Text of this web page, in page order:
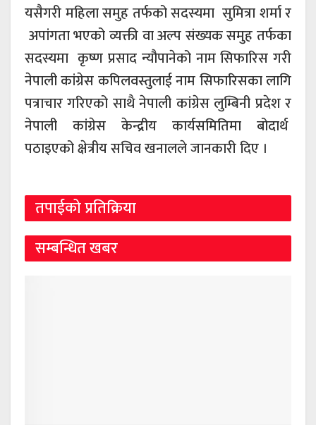
यसैगरी महिला समुह तर्फको सदस्यमा सुमित्रा शर्मा र
अपांगता भएको व्यक्ती वा अल्प संख्यक समुह तर्फका
सदस्यमा कृष्ण प्रसाद न्यौपानेको नाम सिफारिस गरी
नेपाली कांग्रेस कपिलवस्तुलाई नाम सिफारिसका लागि
पत्राचार गरिएको साथै नेपाली कांग्रेस लुम्बिनी प्रदेश र
नेपाली कांग्रेस केन्द्रीय कार्यसमितिमा बोदार्थ
पठाइएको क्षेत्रीय सचिव खनालले जानकारी दिए ।
तपाईको प्रतिक्रिया
सम्बन्धित खबर